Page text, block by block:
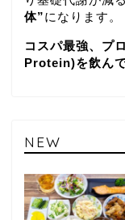
体”になります。
コスパ最強、プ
Protein)を飲ん
NEW